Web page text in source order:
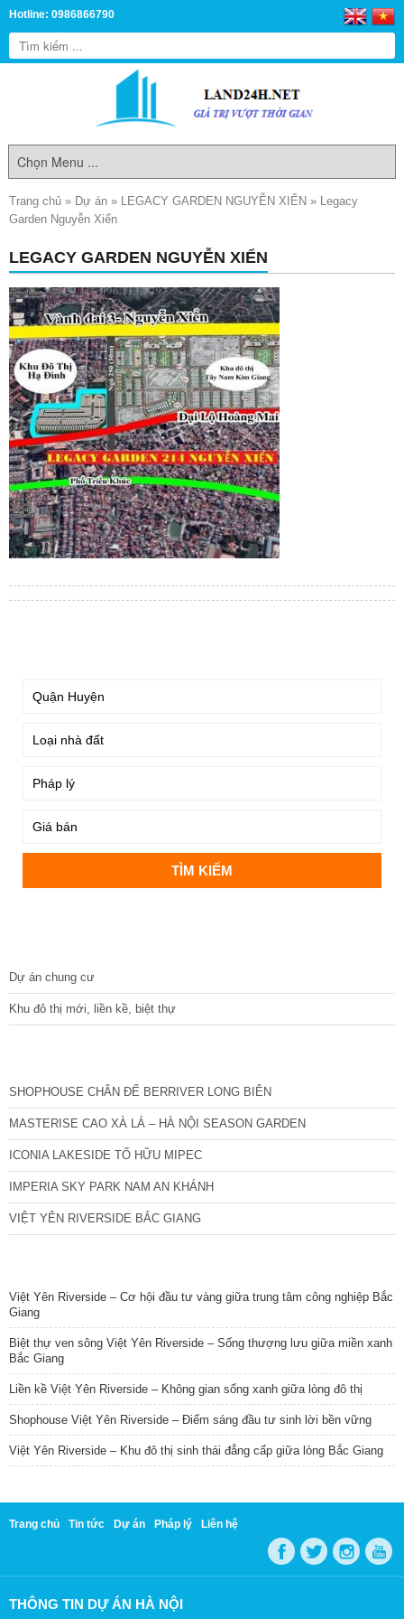
Hotline: 0986866790
Trang chủ » Dự án » LEGACY GARDEN NGUYỄN XIỂN » Legacy
Garden Nguyễn Xiển
LEGACY GARDEN NGUYỄN XIỂN
Dự án chung cư
Khu đô thị mới, liền kề, biệt thự
SHOPHOUSE CHÂN ĐẾ BERRIVER LONG BIÊN
MASTERISE CAO XÀ LÁ – HÀ NỘI SEASON GARDEN
ICONIA LAKESIDE TỐ HỮU MIPEC
IMPERIA SKY PARK NAM AN KHÁNH
VIỆT YÊN RIVERSIDE BẮC GIANG
Việt Yên Riverside – Cơ hội đầu tư vàng giữa trung tâm công nghiệp Bắc
Giang
Biệt thự ven sông Việt Yên Riverside – Sống thượng lưu giữa miền xanh
Bắc Giang
Liền kề Việt Yên Riverside – Không gian sống xanh giữa lòng đô thị
Shophouse Việt Yên Riverside – Điểm sáng đầu tư sinh lời bền vững
Việt Yên Riverside – Khu đô thị sinh thái đẳng cấp giữa lòng Bắc Giang
Trang chủ Tin tức Dự án Pháp lý Liên hệ
THÔNG TIN DỰ ÁN HÀ NỘI